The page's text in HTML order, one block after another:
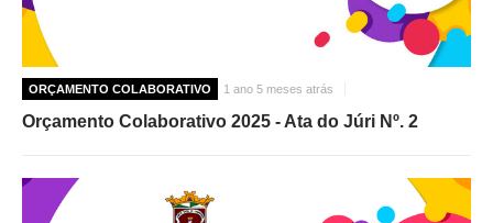
ORÇAMENTO COLABORATIVO 1 ano 5 meses atrás
Orçamento Colaborativo 2025 - Ata do Júri Nº. 2